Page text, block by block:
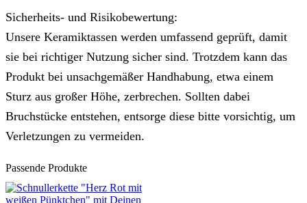
Sicherheits- und Risikobewertung:
Unsere Keramiktassen werden umfassend geprüft, damit
sie bei richtiger Nutzung sicher sind. Trotzdem kann das
Produkt bei unsachgemäßer Handhabung, etwa einem
Sturz aus großer Höhe, zerbrechen. Sollten dabei
Bruchstücke entstehen, entsorge diese bitte vorsichtig, um
Verletzungen zu vermeiden.
Passende Produkte